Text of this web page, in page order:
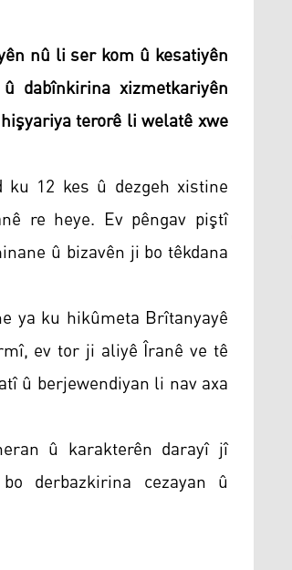
nû li ser kom û kesatiyên
dabînkirina xizmetkariyên
terorê li welatê xwe
ku 12 kes û dezgeh xistine
re heye. Ev pêngav piştî
û bizavên ji bo têkdana
ya ku hikûmeta Brîtanyayê
ev tor ji aliyê Îranê ve tê
û berjewendiyan li nav axa
û karakterên darayî jî
derbazkirina cezayan û